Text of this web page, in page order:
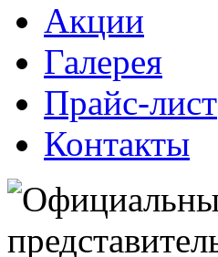
Акции
Галерея
Прайс-лист
Контакты